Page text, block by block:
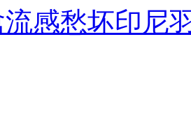
论片面不公正
流感愁坏印尼